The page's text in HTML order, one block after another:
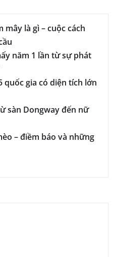
là gì – cuộc cách
năm 1 lần từ sự phát
quốc gia có diện tích lớn
sàn Dongway đến nữ
– điềm báo và những